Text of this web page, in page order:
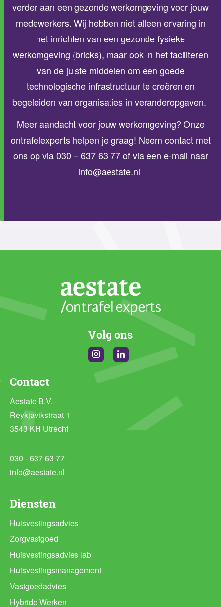
verder aan een gezonde werkomgeving voor jouw
medewerkers. Wij hebben niet alleen ervaring in
het inrichten van een gezonde fysieke
werkomgeving (bricks), maar ook in het faciliteren
van de juiste middelen om een goede
technologische infrastructuur te creëren en
begeleiden van organisaties in veranderopgaven.
Meer aandacht voor jouw werkomgeving? Onze
ontrafelexperts helpen je graag! Neem contact met
ons op via 030 – 637 63 77 of via een e-mail naar
info@aestate.nl
Volg ons
InstagramLinkedin
Diensten
Huisvestingsadvies
Zorgvastgoed
Huisvestingsadvies lab
Huisvestingsmanagement
Vastgoedadvies
Hybride Werken
Contact
Aestate B.V.
Reykjavikstraat 1
3543 KH Utrecht
030 - 637 63 77
info@aestate.nl